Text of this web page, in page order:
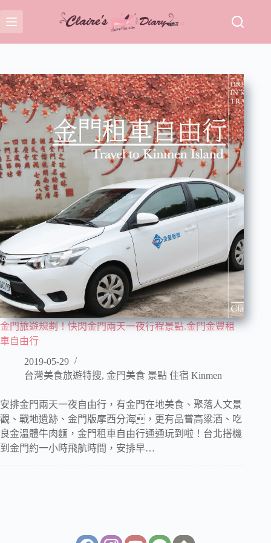
至
主
容
金門旅遊規劃！快閃金門兩天一夜行程景點.金門金豐租
車自由行
2019-05-29
台灣美食旅遊特搜, 金門美食 景點 住宿 Kinmen
安排金門兩天一夜自由行，有金門在地美食、聚落人文景
觀、戰地遺跡、金門版摩西分海，更有品嘗高粱酒、吃
良金溫體牛肉麵，金門租車自由行通通玩到啦！台北搭機
到金門約一小時飛航時間，安排早…